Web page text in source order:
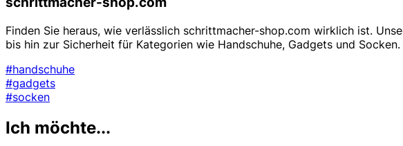
Finden Sie heraus, wie verlässlich schrittmacher-shop.com wirklich ist.
bis hin zur Sicherheit für Kategorien wie Handschuhe, Gadgets und Socken.
#handschuhe
#gadgets
#socken
Ich möchte...